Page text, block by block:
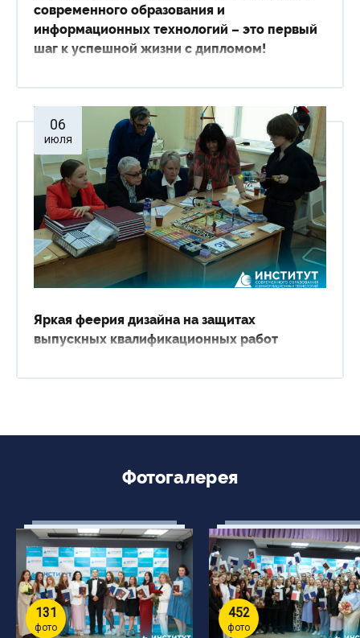
современного образования и
информационных технологий – это первый
шаг к успешной жизни с дипломом!
06
июля
Яркая феерия дизайна на защитах
выпускных квалификационных работ
Фотогалерея
131
фото
452
фото